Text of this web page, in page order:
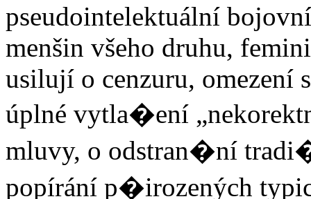
pseudointelektuální
menšin všeho druhu,
usilují o cenzuru, omezení
úplné vytla�ení
mluvy, o odstran�ní
popírání p�irozených